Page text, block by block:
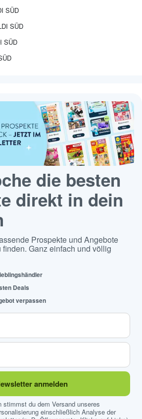
SÜD
SÜD
SÜD
die besten
direkt in dein
Prospekte und Angebote
Ganz einfach und völlig
Deals
verpassen
anmelden
du dem Versand unseres
einschließlich Analyse der